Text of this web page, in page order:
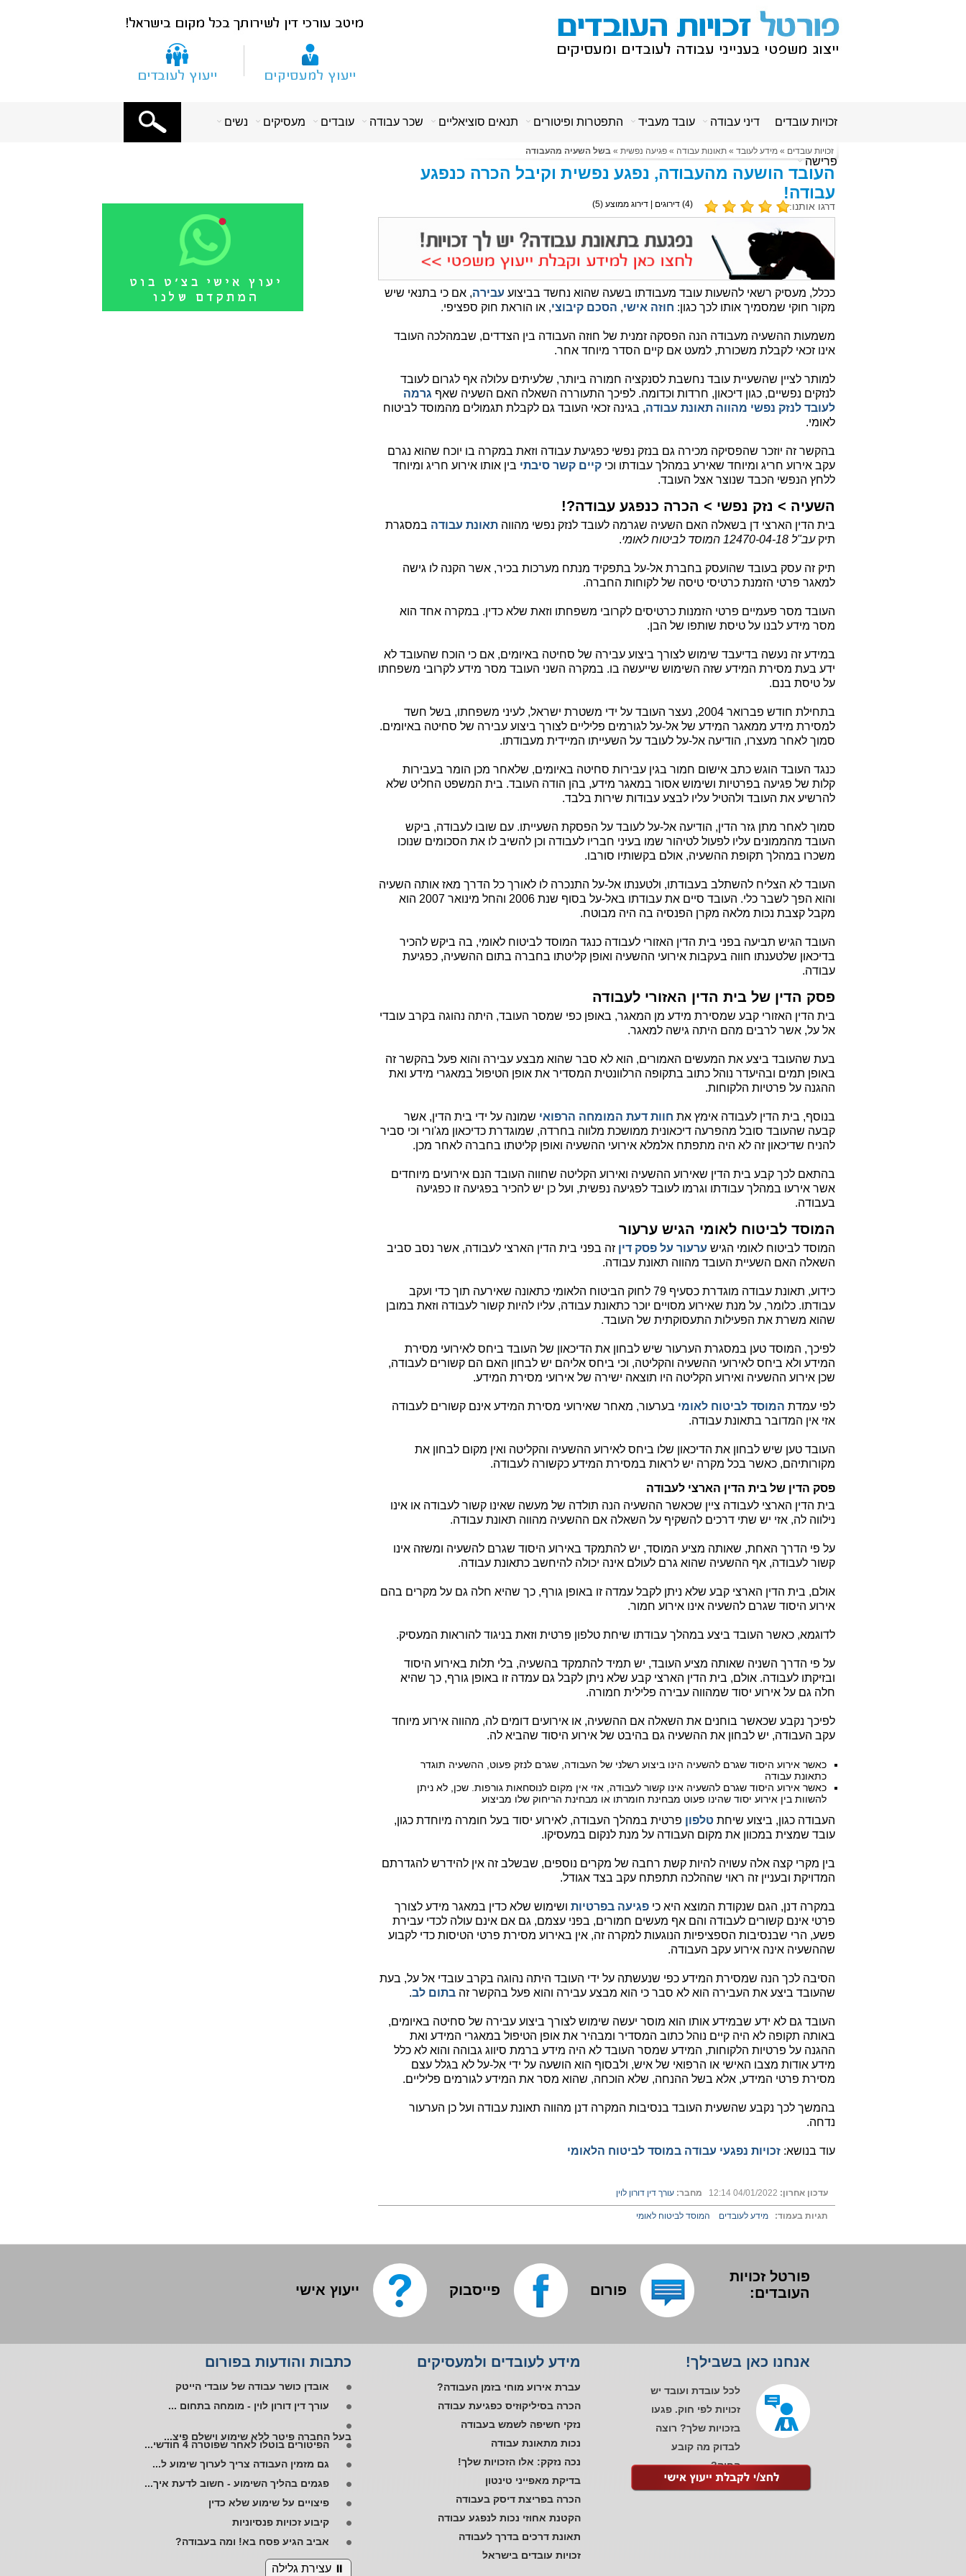
זכויות עובדים דיני עבודה עובד מעביד התפטרות ופיטורים תנאים סוציאליים שכר עבודה עובדים מעסיקים נשים
פרישה
X
זכויות עובדים » מידע לעובד » תאונות עבודה » פגיעה נפשית » בשל השעיה מהעבודה
העובד הושעה מהעבודה, נפגע נפשית וקיבל הכרה כנפגע
עבודה!
דרגו אותנו: (
4) דירוגים | דירוג ממוצע (5
)
ככלל, מעסיק רשאי להשעות עובד מעבודתו בשעה שהוא נחשד בביצוע עבירה, אם כי בתנאי שיש
מקור חוקי שמסמיך אותו לכך כגון: חוזה אישי, הסכם קיבוצי, או הוראת חוק ספציפי.
משמעות ההשעיה מעבודה הנה הפסקה זמנית של חוזה העבודה בין הצדדים, שבמהלכה העובד
אינו זכאי לקבלת משכורת, למעט אם קיים הסדר מיוחד אחר.
למותר לציין שהשעיית עובד נחשבת לסנקציה חמורה ביותר, שלעיתים עלולה אף לגרום לעובד
לנזקים נפשיים, כגון דיכאון, חרדות וכדומה. לפיכך התעוררה השאלה האם השעיה שאף גרמה
לעובד לנזק נפשי מהווה תאונת עבודה, בגינה זכאי העובד גם לקבלת תגמולים מהמוסד לביטוח
לאומי.
בהקשר זה יוזכר שהפסיקה מכירה גם בנזק נפשי כפגיעת עבודה וזאת במקרה בו יוכח שהוא נגרם
עקב אירוע חריג ומיוחד שאירע במהלך עבודתו וכי קיים קשר סיבתי בין אותו אירוע חריג ומיוחד
ללחץ הנפשי הכבד שנוצר אצל העובד.
השעיה > נזק נפשי > הכרה כנפגע עבודה?!
בית הדין הארצי דן בשאלה האם השעיה שגרמה לעובד לנזק נפשי מהווה תאונת עבודה במסגרת
תיקעב"ל 12470-04-18 המוסד לביטוח לאומי .
תיק זה עסק בעובד שהועסק בחברת אל-על בתפקיד מנתח מערכות בכיר, אשר הקנה לו גישה
למאגר פרטי הזמנת כרטיסי טיסה של לקוחות החברה.
העובד מסר פעמיים פרטי הזמנות כרטיסים לקרובי משפחתו וזאת שלא כדין. במקרה אחד הוא
מסר מידע לבנו על טיסת שותפו של הבן.
במידע זה נעשה בדיעבד שימוש לצורך ביצוע עבירה של סחיטה באיומים, אם כי הוכח שהעובד לא
ידע בעת מסירת המידע שזה השימוש שייעשה בו. במקרה השני העובד מסר מידע לקרובי משפחתו
על טיסת בנם.
בתחילת חודש פברואר 2004, נעצר העובד על ידי משטרת ישראל, לעיני משפחתו, בשל חשד
למסירת מידע ממאגר המידע של אל-על לגורמים פליליים לצורך ביצוע עבירה של סחיטה באיומים.
סמוך לאחר מעצרו, הודיעה אל-על לעובד על השעייתו המיידית מעבודתו.
כנגד העובד הוגש כתב אישום חמור בגין עבירות סחיטה באיומים, שלאחר מכן הומר בעבירות
קלות של פגיעה בפרטיות ושימוש אסור במאגר מידע, בהן הודה העובד. בית המשפט החליט שלא
להרשיע את העובד ולהטיל עליו לבצע עבודות שירות בלבד.
סמוך לאחר מתן גזר הדין, הודיעה אל-על לעובד על הפסקת השעייתו. עם שובו לעבודה, ביקש
העובד מהממונים עליו לפעול לטיהור שמו בעיני חבריו לעבודה וכן להשיב לו את הסכומים שנוכו
משכרו במהלך תקופת ההשעיה, אולם בקשותיו סורבו.
העובד לא הצליח להשתלב בעבודתו, ולטענתו אל-על התנכרה לו לאורך כל הדרך מאז אותה השעיה
והוא הפך לשבר כלי. העובד סיים את עבודתו באל-על בסוף שנת 2006 והחל מינואר 2007 הוא
מקבל קצבת נכות מלאה מקרן הפנסיה בה היה מבוטח.
העובד הגיש תביעה בפני בית הדין האזורי לעבודה כנגד המוסד לביטוח לאומי, בה ביקש להכיר
בדיכאון שלטענתו חווה בעקבות אירועי ההשעיה ואופן קליטתו בחברה בתום ההשעיה, כפגיעת
עבודה.
פסק הדין של בית הדין האזורי לעבודה
בית הדין האזורי קבע שמסירת מידע מן המאגר, באופן כפי שמסר העובד, היתה נהוגה בקרב עובדי
אל על, אשר לרבים מהם היתה גישה למאגר.
בעת שהעובד ביצע את המעשים האמורים, הוא לא סבר שהוא מבצע עבירה והוא פעל בהקשר זה
באופן תמים ובהיעדר נוהל כתוב בתקופה הרלוונטית המסדיר את אופן הטיפול במאגרי מידע ואת
ההגנה על פרטיות הלקוחות.
בנוסף, בית הדין לעבודה אימץ את חוות דעת המומחה הרפואי שמונה על ידי בית הדין, אשר
קבעה שהעובד סובל מהפרעה דיכאונית ממושכת מלווה בחרדה, שמוגדרת כדיכאון מג'ורי וכי סביר
להניח שדיכאון זה לא היה מתפתח אלמלא אירועי ההשעיה ואופן קליטתו בחברה לאחר מכן.
בהתאם לכך קבע בית הדין שאירוע ההשעיה ואירוע הקליטה שחווה העובד הנם אירועים מיוחדים
אשר אירעו במהלך עבודתו וגרמו לעובד לפגיעה נפשית, ועל כן יש להכיר בפגיעה זו כפגיעה
בעבודה.
המוסד לביטוח לאומי הגיש ערעור
המוסד לביטוח לאומי הגיש ערעור על פסק דין זה בפני בית הדין הארצי לעבודה, אשר נסב סביב
השאלה האם השעיית העובד מהווה תאונת עבודה.
כידוע, תאונת עבודה מוגדרת כסעיף 79 לחוק הביטוח הלאומי כתאונה שאירעה תוך כדי ועקב
עבודתו. כלומר, על מנת שאירוע מסויים יוכר כתאונת עבודה, עליו להיות קשור לעבודה וזאת במובן
שהוא משרת את הפעילות התעסוקתית של העובד.
לפיכך, המוסד טען במסגרת הערעור שיש לבחון את הדיכאון של העובד ביחס לאירועי מסירת
המידע ולא ביחס לאירועי ההשעיה והקליטה, וכי ביחס אליהם יש לבחון האם הם קשורים לעבודה,
שכן אירוע ההשעיה ואירוע הקליטה היו תוצאה ישירה של אירועי מסירת המידע.
לפי עמדת המוסד לביטוח לאומי בערעור, מאחר שאירועי מסירת המידע אינם קשורים לעבודה
אזי אין המדובר בתאונת עבודה.
העובד טען שיש לבחון את הדיכאון שלו ביחס לאירוע ההשעיה והקליטה ואין מקום לבחון את
מקורותיהם, כאשר בכל מקרה יש לראות במסירת המידע כקשורה לעבודה.
פסק הדין של בית הדין הארצי לעבודה
בית הדין הארצי לעבודה ציין שכאשר ההשעיה הנה תולדה של מעשה שאינו קשור לעבודה או אינו
נילווה לה, אזי יש שתי דרכים להשקיף על השאלה אם ההשעיה מהווה תאונת עבודה.
על פי הדרך האחת, שאותה מציע המוסד, יש להתמקד באירוע היסוד שגרם להשעיה ומשזה אינו
קשור לעבודה, אף ההשעיה שהוא גרם לעולם אינה יכולה להיחשב כתאונת עבודה.
אולם, בית הדין הארצי קבע שלא ניתן לקבל עמדה זו באופן גורף, כך שהיא חלה גם על מקרים בהם
אירוע היסוד שגרם להשעיה אינו אירוע חמור.
לדוגמא, כאשר העובד ביצע במהלך עבודתו שיחת טלפון פרטית וזאת בניגוד להוראות המעסיק.
על פי הדרך השניה שאותה מציע העובד, יש תמיד להתמקד בהשעיה, בלי תלות באירוע היסוד
ובזיקתו לעבודה. אולם, בית הדין הארצי קבע שלא ניתן לקבל גם עמדה זו באופן גורף, כך שהיא
חלה גם על אירוע יסוד שמהווה עבירה פלילית חמורה.
לפיכך נקבע שכאשר בוחנים את השאלה אם ההשעיה, או אירועים דומים לה, מהווה אירוע מיוחד
עקב העבודה, יש לבחון את ההשעיה גם בהיבט של אירוע היסוד שהביא לה.
כאשר אירוע היסוד שגרם להשעיה הינו ביצוע רשלני של העבודה, שגרם לנזק פעוט, ההשעיה תוגדר
כתאונת עבודה
כאשר אירוע היסוד שגרם להשעיה אינו קשור לעבודה, אזי אין מקום לנוסחאות גורפות. שכן, לא ניתן
להשוות בין אירוע יסוד שהינו פעוט מבחינת חומרתו או מבחינת הריחוק שלו מביצוע
העבודה כגון, ביצוע שיחת טלפון פרטית במהלך העבודה, לאירוע יסוד בעל חומרה מיוחדת כגון,
עובד שמצית במכוון את מקום העבודה על מנת לנקום במעסיקו.
בין מקרי קצה אלה עשויה להיות קשת רחבה של מקרים נוספים, שבשלב זה אין להידרש להגדרתם
המדויקת ובעניין זה ראוי שההלכה תתפתח עקב בצד אגודל.
במקרה דנן, הגם שנקודת המוצא היא כי פגיעה בפרטיות ושימוש שלא כדין במאגר מידע לצורך
פרטי אינם קשורים לעבודה והם אף מעשים חמורים, בפני עצמם, גם אם אינם עולה לכדי עבירת
פשע, הרי שבנסיבות הספציפיות הנוגעות למקרה זה, אין באירוע מסירת פרטי הטיסות כדי לקבוע
שההשעיה אינה אירוע עקב העבודה.
הסיבה לכך הנה שמסירת המידע כפי שנעשתה על ידי העובד היתה נהוגה בקרב עובדי אל על, בעת
שהעובד ביצע את העבירה הוא לא סבר כי הוא מבצע עבירה והוא פעל בהקשר זה בתום לב.
העובד גם לא ידע שבמידע אותו הוא מוסר יעשה שימוש לצורך ביצוע עבירה של סחיטה באיומים,
באותה תקופה לא היה קיים נוהל כתוב המסדיר ומבהיר את אופן הטיפול במאגרי המידע ואת
ההגנה על פרטיות הלקוחות, המידע שמסר העובד לא היה מידע ברמת סיווג גבוהה והוא לא כלל
מידע אודות מצבו האישי או הרפואי של איש, ולבסוף הוא הושעה על ידי אל-על לא בגלל עצם
מסירת פרטי המידע, אלא בשל ההנחה, שלא הוכחה, שהוא מסר את המידע לגורמים פליליים.
בהמשך לכך נקבע שהשעית העובד בנסיבות המקרה דנן מהווה תאונת עבודה ועל כן הערעור
נדחה.
עוד בנושא: זכויות נפגעי עבודה במוסד לביטוח הלאומי
עדכון אחרון: מחבר: עורך דין דורון לוין
תגיות בעמוד: מידע לעובדים המוסד לביטוח לאומי
פורטל זכויות
העובדים:
פורום פייסבוק ייעוץ אישי
אנחנו כאן בשבילך!
לכל עובדת ועובד יש
זכויות לפי חוק. פגעו
בזכויות שלך? רוצה
לבדוק מה קובע
החוק?
מידע לעובדים ולמעסיקים
עברת אירוע מוחי בזמן העבודה?
הכרה בסיליקוזיס כפגיעת עבודה
נזקי חשיפה לשמש בעבודה
נכות מתאונת עבודה
נכה נזקק: אלו הזכויות שלך!
בדיקת מאפייני טינטון
הכרה בפריצת דיסק בעבודה
הקטנת אחוזי נכות לנפגע עבודה
תאונת דרכים בדרך לעבודה
זכויות עובדים בישראל
כתבות והודעות בפורום
אפליית עובד אוטיסט במקום העבודה
פיטורים ללא שימוע בתקופת אי כושר
אובדן כושר עבודה של עובדי הייטק
עורך דין דורון לוין - מומחה בתחום ...
בעל החברה פיטר ללא שימוע וישלם פיצ...
הפיטורים בוטלו לאחר שפוטרה 4 חודשי...
גם מזמין העבודה צריך לערוך שימוע ל...
פגמים בהליך השימוע - חשוב לדעת איך...
פיצויים על שימוע שלא כדין
קיבוע זכויות פנסיוניות
אביב הגיע פסח בא! ומה בעבודה?
זכויות והטבות להורים לילדים על הספ...
⏸︎ עצירת גלילה